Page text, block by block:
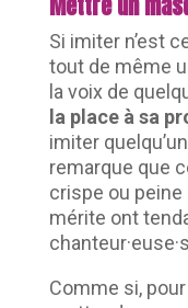
Si imiter n’est
tout de même
la voix de
la place à sa
imiter
remarque que
crispe ou peine
mérite ont
Comme si,